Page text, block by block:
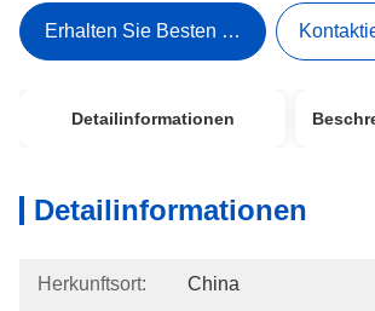
Erhalten Sie Besten Preis
Detailinformationen
Detailinformationen
Herkunftsort: China